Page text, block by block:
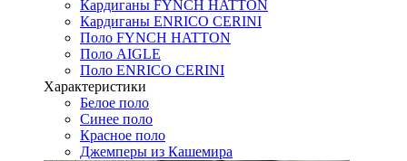
Кардиганы FYNCH HATTON
Кардиганы ENRICO CERINI
Поло FYNCH HATTON
Поло AIGLE
Поло ENRICO CERINI
Характеристики
Белое поло
Синее поло
Красное поло
Джемперы из Кашемира